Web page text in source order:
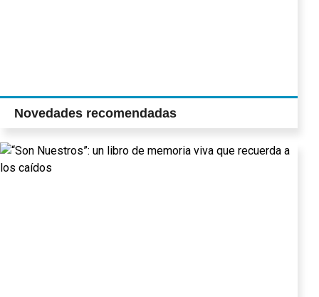
Novedades recomendadas